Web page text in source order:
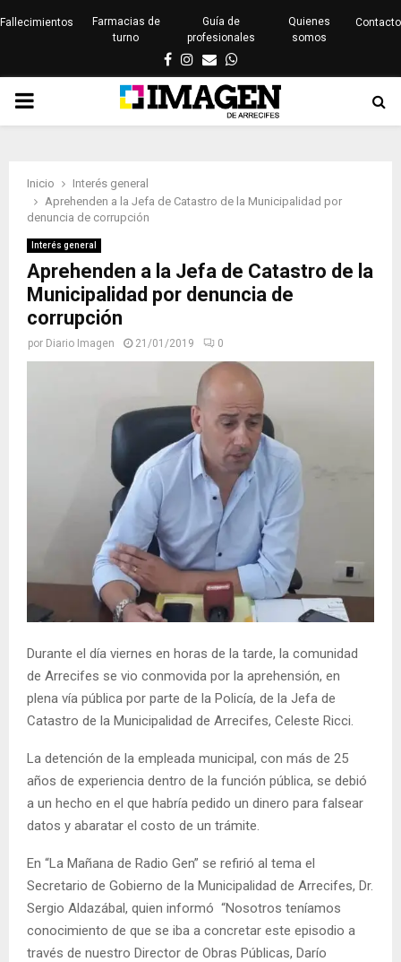
Fallecimientos
Farmacias de
turno
Guía de
profesionales
Quienes
somos
Contacto
Facebook
Instagram
EmailWhatsapp
PRIMARY
Inicio
Interés general
Aprehenden a la Jefa de Catastro de la Municipalidad por
denuncia de corrupción
Interés general
Aprehenden a la Jefa de Catastro de la
Municipalidad por denuncia de
corrupción
por Diario Imagen 21/01/2019 0
Durante el día viernes en horas de la tarde, la comunidad
de Arrecifes se vio conmovida por la aprehensión, en
plena vía pública por parte de la Policía, de la Jefa de
Catastro de la Municipalidad de Arrecifes, Celeste Ricci.
La detención de la empleada municipal, con más de 25
años de experiencia dentro de la función pública, se debió
a un hecho en el que habría pedido un dinero para falsear
datos y abaratar el costo de un trámite.
En “La Mañana de Radio Gen” se refirió al tema el
Secretario de Gobierno de la Municipalidad de Arrecifes, Dr.
Sergio Aldazábal, quien informó “Nosotros teníamos
conocimiento de que se iba a concretar este episodio a
través de nuestro Director de Obras Públicas, Darío